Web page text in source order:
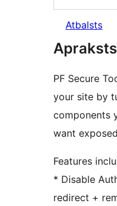
Atbalsts
Apraksts
PF Secure
your site by
components
want
Features
* Disable
redirect +